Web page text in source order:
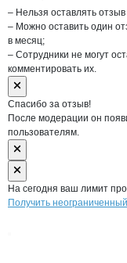
– Нельзя оставлять
– Можно оставить один
в месяц;
– Сотрудники не могут
комментировать их.
Спасибо за отзыв!
После модерации он
пользователям.
На сегодня ваш лимит
Получить